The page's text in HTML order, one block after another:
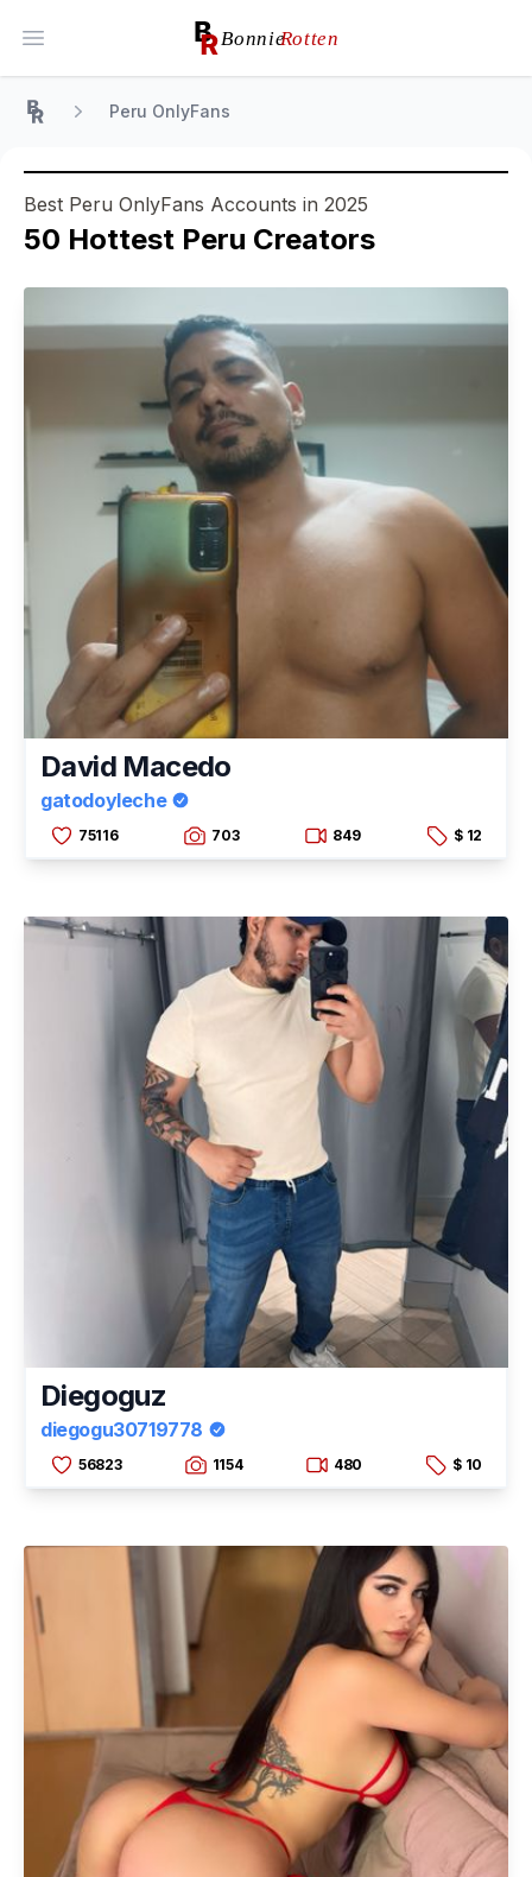
Open main menu
Peru OnlyFans
Best Peru OnlyFans Accounts in 2025
50 Hottest Peru Creators
David Macedo
gatodoyleche
75116 703 849 $ 12
Diegoguz
diegogu30719778
56823 1154 480 $ 10